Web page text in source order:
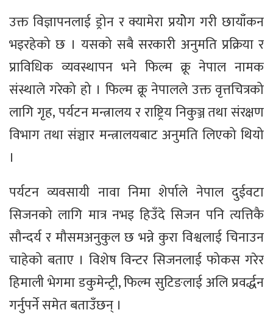
उक्त विज्ञापनलाई ड्रोन र क्यामेरा प्रयोेग गरी छायाँकन
भइरहेको छ । यसको सबै सरकारी अनुमति प्रक्रिया र
प्राविधिक व्यवस्थापन भने फिल्म क्रू नेपाल नामक
संस्थाले गरेको हो । फिल्म क्रू नेपालले उक्त वृत्तचित्रको
लागि गृह, पर्यटन मन्त्रालय र राष्ट्रिय निकुञ्ज तथा संरक्षण
विभाग तथा संञ्चार मन्त्रालयबाट अनुमति लिएको थियो
।
पर्यटन व्यवसायी नावा निमा शेर्पाले नेपाल दुईवटा
सिजनको लागि मात्र नभइ हिउँदे सिजन पनि त्यत्तिकै
सौन्दर्य र मौसमअनुकुल छ भन्ने कुरा विश्वलाई चिनाउन
चाहेको बताए । विशेष विन्टर सिजनलाई फोकस गरेर
हिमाली भेगमा डकुमेन्ट्री, फिल्म सुटिङलाई अलि प्रवर्द्धन
गर्नुपर्ने समेत बताउँछन् ।